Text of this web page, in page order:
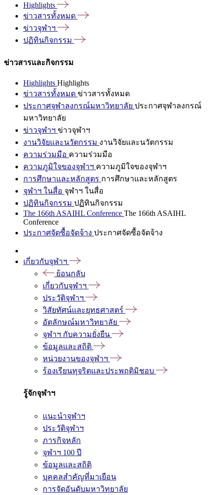
Highlights
ข่าวสารทั้งหมด
ข่าวจุฬาฯ
ปฏิทินกิจกรรม
ข่าวสารและกิจกรรม
Highlights Highlights
ข่าวสารทั้งหมด ข่าวสารทั้งหมด
ประกาศจุฬาลงกรณ์มหาวิทยาลัย ประกาศจุฬาลงกรณ์
มหาวิทยาลัย
ข่าวจุฬาฯ ข่าวจุฬาฯ
งานวิจัยและนวัตกรรม งานวิจัยและนวัตกรรม
ความร่วมมือ ความร่วมมือ
ความภูมิใจของจุฬาฯ ความภูมิใจของจุฬาฯ
การศึกษาและหลักสูตร การศึกษาและหลักสูตร
จุฬาฯ ในสื่อ จุฬาฯ ในสื่อ
ปฏิทินกิจกรรม ปฏิทินกิจกรรม
The 166th ASAIHL Conference The 166th ASAIHL
Conference
ประกาศจัดซื้อจัดจ้าง ประกาศจัดซื้อจัดจ้าง
เกี่ยวกับจุฬาฯ
ย้อนกลับ
เกี่ยวกับจุฬาฯ
ประวัติจุฬาฯ
วิสัยทัศน์และยุทธศาสตร์
อัตลักษณ์มหาวิทยาลัย
จุฬาฯ กับความยั่งยืน
ข้อมูลและสถิติ
หน่วยงานของจุฬาฯ
ร้องเรียนทุจริตและประพฤติมิชอบ
รู้จักจุฬาฯ
แนะนำจุฬาฯ
ประวัติจุฬาฯ
ภารกิจหลัก
จุฬาฯ 100 ปี
ข้อมูลและสถิติ
บุคคลสำคัญที่มาเยือน
การจัดอันดับมหาวิทยาลัย